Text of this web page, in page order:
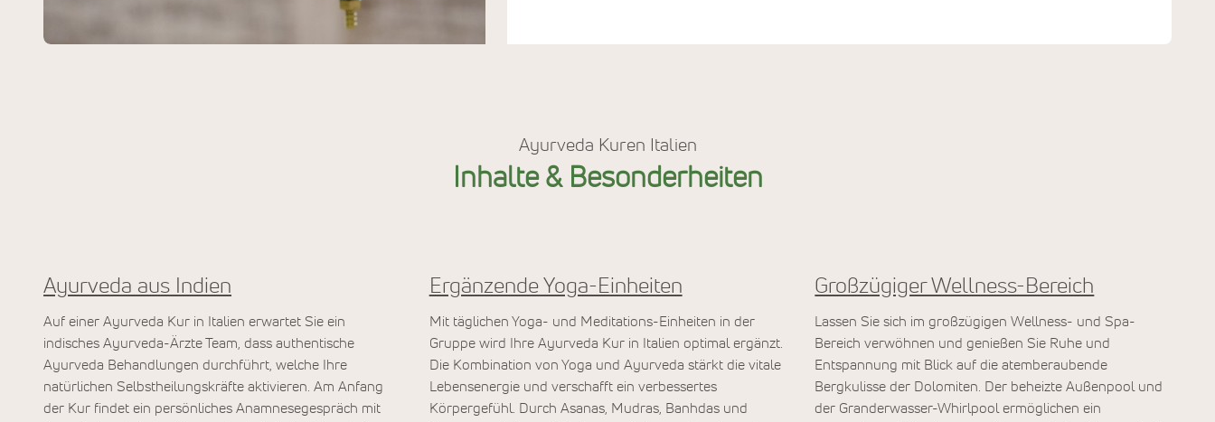
Ayurveda Kuren Italien
Inhalte & Besonderheiten
Ayurveda aus Indien
Auf einer Ayurveda Kur in Italien erwartet Sie ein
indisches Ayurveda-Ärzte Team, dass authentische
Ayurveda Behandlungen durchführt, welche Ihre
natürlichen Selbstheilungskräfte aktivieren. Am Anfang
der Kur findet ein persönliches Anamnesegespräch mit
Ergänzende Yoga-Einheiten
Mit täglichen Yoga- und Meditations-Einheiten in der
Gruppe wird Ihre Ayurveda Kur in Italien optimal ergänzt.
Die Kombination von Yoga und Ayurveda stärkt die vitale
Lebensenergie und verschafft ein verbessertes
Körpergefühl. Durch Asanas, Mudras, Banhdas und
Großzügiger Wellness-Bereich
Lassen Sie sich im großzügigen Wellness- und Spa-
Bereich verwöhnen und genießen Sie Ruhe und
Entspannung mit Blick auf die atemberaubende
Bergkulisse der Dolomiten. Der beheizte Außenpool und
der Granderwasser-Whirlpool ermöglichen ein